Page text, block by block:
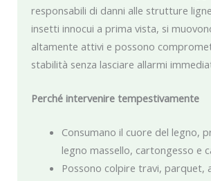
responsabili di danni alle strutture
insetti innocui a prima vista, si
altamente attivi e possono
stabilità senza lasciare allarmi
Perché intervenire tempestivamente
Consumano il cuore del legno,
legno massello, cartongesso e
Possono colpire travi, parquet,